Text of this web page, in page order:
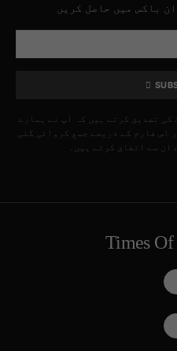
باکس میں حاصل کریں
کی تصدیق کرتے ہیں کہ آپ نے ہمارے
اس فارم کے ذریعے جمع کروائی گئی
سے اتفاق کرتے ہیں۔